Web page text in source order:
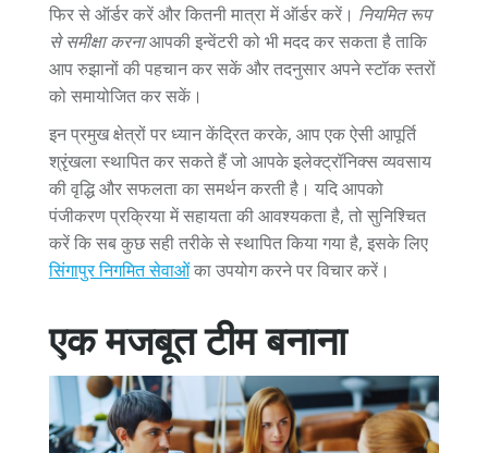
फिर से ऑर्डर करें और कितनी मात्रा में ऑर्डर करें। नियमित रूप
से समीक्षा करनाआपकी इन्वेंटरी को भी मदद कर सकता है ताकि
आप रुझानों की पहचान कर सकें और तदनुसार अपने स्टॉक स्तरों
को समायोजित कर सकें।
इन प्रमुख क्षेत्रों पर ध्यान केंद्रित करके, आप एक ऐसी आपूर्ति
श्रृंखला स्थापित कर सकते हैं जो आपके इलेक्ट्रॉनिक्स व्यवसाय
की वृद्धि और सफलता का समर्थन करती है। यदि आपको
पंजीकरण प्रक्रिया में सहायता की आवश्यकता है, तो सुनिश्चित
करें कि सब कुछ सही तरीके से स्थापित किया गया है, इसके लिए
सिंगापुर निगमित सेवाओंका उपयोग करने पर विचार करें।
एक मजबूत टीम बनाना